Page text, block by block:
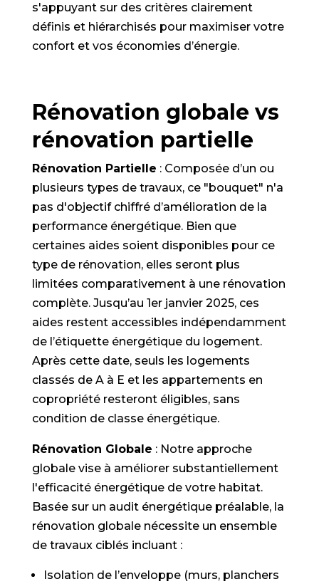
s'appuyant sur des critères clairement
définis et hiérarchisés pour maximiser votre
confort et vos économies d’énergie.
Rénovation globale vs
rénovation partielle
Rénovation Partielle : Composée d’un ou
plusieurs types de travaux, ce "bouquet" n'a
pas d'objectif chiffré d’amélioration de la
performance énergétique. Bien que
certaines aides soient disponibles pour ce
type de rénovation, elles seront plus
limitées comparativement à une rénovation
complète. Jusqu’au 1er janvier 2025, ces
aides restent accessibles indépendamment
de l’étiquette énergétique du logement.
Après cette date, seuls les logements
classés de A à E et les appartements en
copropriété resteront éligibles, sans
condition de classe énergétique.
Rénovation Globale : Notre approche
globale vise à améliorer substantiellement
l'efficacité énergétique de votre habitat.
Basée sur un audit énergétique préalable, la
rénovation globale nécessite un ensemble
de travaux ciblés incluant :
Isolation de l’enveloppe (murs, planchers